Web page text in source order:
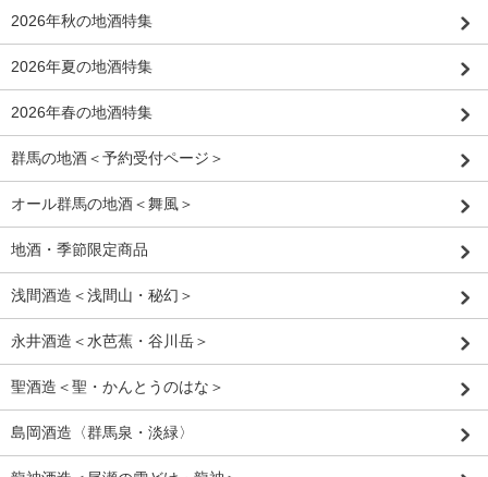
2026年秋の地酒特集
2026年夏の地酒特集
2026年春の地酒特集
群馬の地酒＜予約受付ページ＞
オール群馬の地酒＜舞風＞
地酒・季節限定商品
浅間酒造＜浅間山・秘幻＞
永井酒造＜水芭蕉・谷川岳＞
聖酒造＜聖・かんとうのはな＞
島岡酒造〈群馬泉・淡緑〉